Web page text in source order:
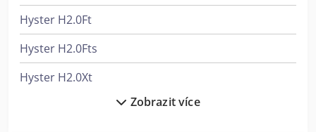
Hyster H2.0Ft
Hyster H2.0Fts
Hyster H2.0Xt
Zobrazit více